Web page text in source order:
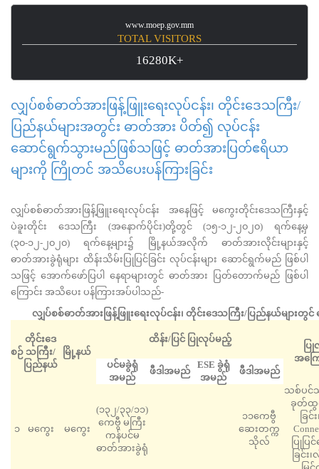
www.moep.gov.mm
TOTAL VISITORS
16280K+
လျှပ်စစ်ဓာတ်အားဖြန့်ဖြူးရေးလုပ်ငန်း၊ တိုင်းဒေသကြီး/
ပြည်နယ်များအတွင်း ဓာတ်အား ပိတ်၍ လုပ်ငန်း
ဆောင်ရွက်သွားမည်ဖြစ်သဖြင့် ဓာတ်အားပြတ်ဧရိယာ
များကို ကြိုတင် အသိပေးပန်ကြားခြင်း
လျှပ်စစ်ဓာတ်အားဖြန့်ဖြူးရေးလုပ်ငန်း အနေဖြင့် မကွေးတိုင်းဒေသကြီးနှင့်
ပဲခူးတိုင်း ဒေသကြီး (အနောက်ပိုင်း)တို့တွင် (၁၅-၁၂-၂၀၂၀) ရက်နေ့မှ
(၃၀-၁၂-၂၀၂၀) ရက်နေ့များ၌ မြို့နယ်အလိုက် ဓာတ်အားလိုင်းများနှင့်
ဓာတ်အားခွဲရုံများ ထိန်းသိမ်းပြုပြင်ခြင်း လုပ်ငန်းများ ဆောင်ရွက်မည် ဖြစ်ပါ
သဖြင့် အောက်ဖော်ပြပါ နေရာများတွင် ဓာတ်အား ပြတ်တောက်မည် ဖြစ်ပါ
ကြောင်း အသိပေး ပန်ကြားအပ်ပါသည်-
လျှပ်စစ်ဓာတ်အားဖြန့်ဖြူးရေးလုပ်ငန်း၊ တိုင်းဒေသကြီး/ပြည်နယ်များ
စဉ်
တိုင်းဒေ
သကြီး/
ပြည်နယ်
မြို့နယ်
ထိန်း/ပြင် ပြုလုပ်မည့်
ပ
အကြ
ပင်မခွဲရုံ
အမည်
ဖီဒါအမည်
ESE ခွဲရုံ
အမည်
ဖီဒါအမည်
၁ မကွေး မကွေး
(၁၃၂/၃၃/၁၁)
ကေဗွီ မကြီး
ကန်ပင်မ
ဓာတ်အားခွဲရုံ
၁၁ကေဗွီ
ဆေးတက္က
သိုလ်
သစ်ပင်သ
ခုတ်ထွ
ခြင်
ပြုပ
ခြင်